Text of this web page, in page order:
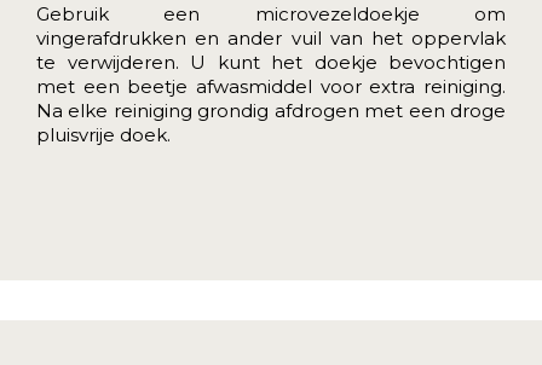
Gebruik een microvezeldoekje om
vingerafdrukken en ander vuil van het oppervlak
te verwijderen. U kunt het doekje bevochtigen
met een beetje afwasmiddel voor extra reiniging.
Na elke reiniging grondig afdrogen met een droge
pluisvrije doek.